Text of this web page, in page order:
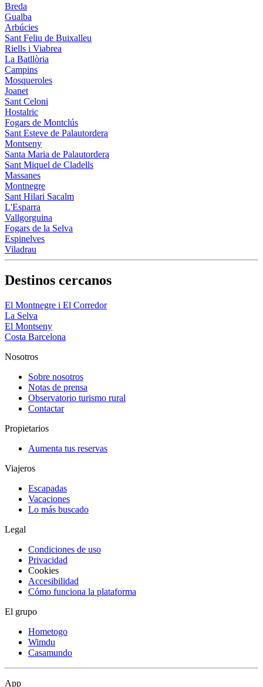
Breda
Gualba
Arbúcies
Sant Feliu de Buixalleu
Riells i Viabrea
La Batllòria
Campins
Mosqueroles
Joanet
Sant Celoni
Hostalric
Fogars de Montclús
Sant Esteve de Palautordera
Montseny
Santa Maria de Palautordera
Sant Miquel de Cladells
Massanes
Montnegre
Sant Hilari Sacalm
L'Esparra
Vallgorguina
Fogars de la Selva
Espinelves
Viladrau
Destinos cercanos
El Montnegre i El Corredor
La Selva
El Montseny
Costa Barcelona
Nosotros
Sobre nosotros
Notas de prensa
Observatorio turismo rural
Contactar
Propietarios
Aumenta tus reservas
Viajeros
Escapadas
Vacaciones
Lo más buscado
Legal
Condiciones de uso
Privacidad
Cookies
Accesibilidad
Cómo funciona la plataforma
El grupo
Hometogo
Wimdu
Casamundo
App